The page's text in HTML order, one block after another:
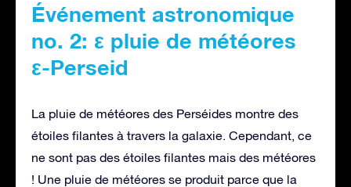
Événement astronomique
no. 2: ε pluie de météores
ε-Perseid
La pluie de météores des Perséides montre des
étoiles filantes à travers la galaxie. Cependant, ce
ne sont pas des étoiles filantes mais des météores
! Une pluie de météores se produit parce que la